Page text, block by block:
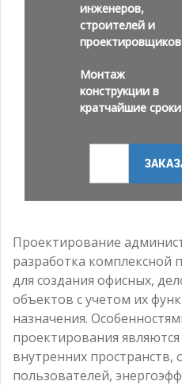
инженеров,
строителей и
проектировщиков
Монтаж
конструкции в
кратчайшие сроки
Проектирование
разработка комплексной
для создания офисных,
объектов с учетом их
назначения.
проектирования
внутренних пространств,
пользователей,